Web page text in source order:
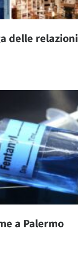
delle relazioni
a Palermo